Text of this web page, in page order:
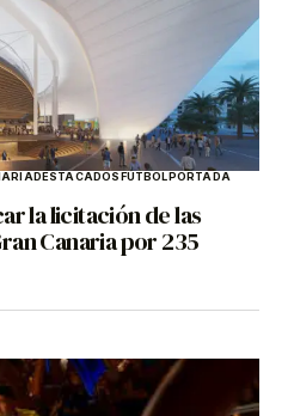
DESTACADOSFÚTBOLPORTADA
la licitación de las
Canaria por 235